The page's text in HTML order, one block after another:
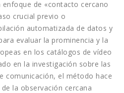
de «contacto cercano
crucial previo o
automatizada de datos y
evaluar la prominencia y la
en los catálogos de vídeo
en la investigación sobre las
comunicación, el método hace
la observación cercana